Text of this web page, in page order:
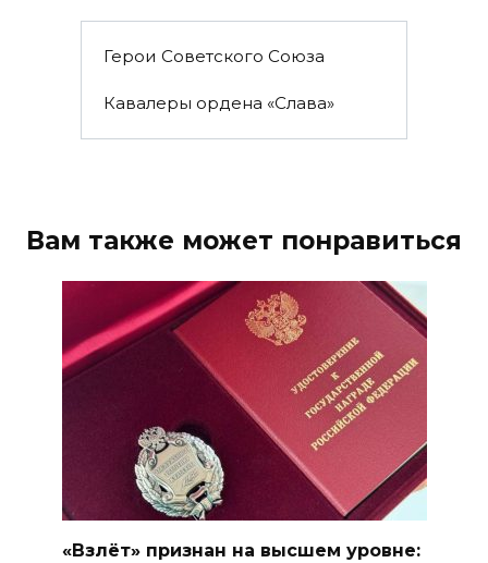
Герои Советского Союза
Кавалеры ордена «Слава»
Вам также может понравиться
«Взлёт» признан на высшем уровне: